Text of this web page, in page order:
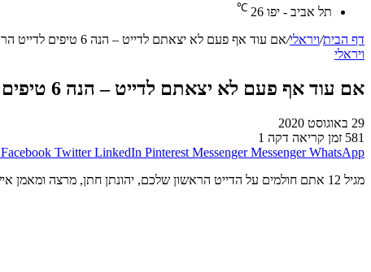
תל אביב - יפו 26
℃
דף הבית/ויראלי/אם עוד אף פעם לא יצאתם לדייט – הנה 6 טיפים לדייט הראשון שלכם! זה יעזור לכם ממש
ויראלי
אם עוד אף פעם לא יצאתם לדייט – הנה 6 טיפים לדייט הראשון שלכם! זה יעזור לכם ממש
29 באוגוסט 2020
581 זמן קריאה דקה 1
Facebook Twitter LinkedIn Pinterest Messenger Messenger WhatsApp
מגיל 12 אתם חולמים על הדייט הראשון שלכם, יהונתן חתן, מרצה ומאמן אישי מבית תות תקשורת ותוצאות, נותן לכם 6 טיפים בנושא. השתמשו בכפתור "הבא" האדום כדי לעבור בין העמודים.